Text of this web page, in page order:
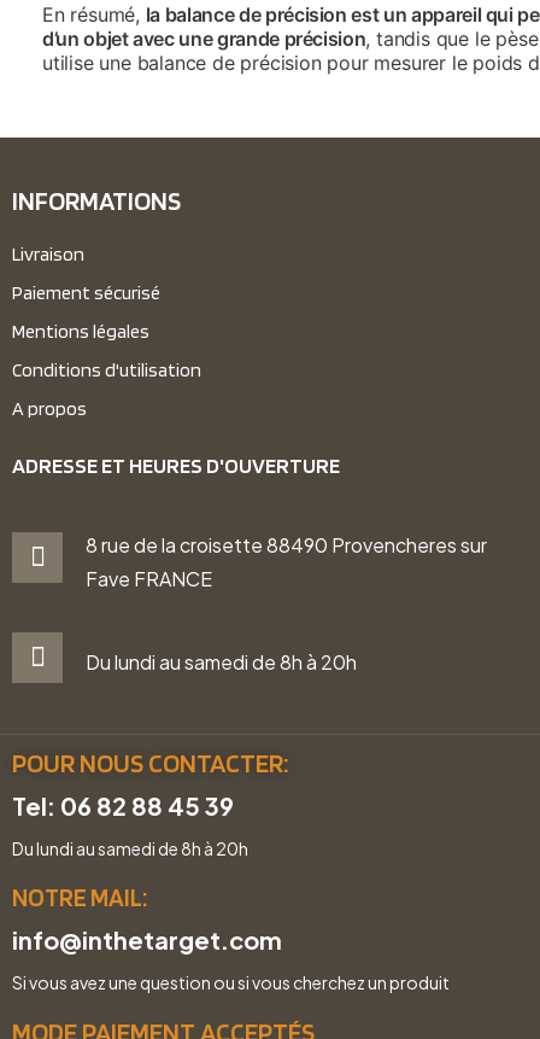
En résumé, la balance de précision est un appareil qui
d’un objet avec une grande précision, tandis que le
utilise une balance de précision pour mesurer le poids
INFORMATIONS
Livraison
Paiement sécurisé
Mentions légales
Conditions d'utilisation
A propos
ADRESSE ET HEURES D'OUVERTURE
8 rue de la croisette 88490 Provencheres sur
Fave FRANCE
Du lundi au samedi de 8h à 20h
POUR NOUS CONTACTER:
Tel: 06 82 88 45 39
Du lundi au samedi de 8h à 20h
NOTRE MAIL:
info@inthetarget.com
Si vous avez une question ou si vous cherchez un produit
MODE PAIEMENT ACCEPTÉS